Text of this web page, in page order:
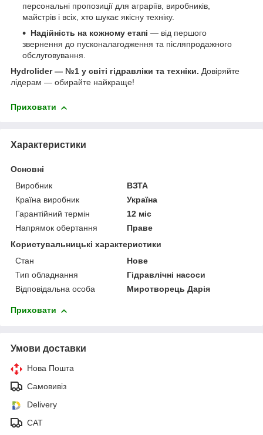
персональні пропозиції для аграріїв, виробників,
майстрів і всіх, хто шукає якісну техніку.
Надійність на кожному етапі — від першого
звернення до пусконалагодження та післяпродажного
обслуговування.
Hydrolider — №1 у світі гідравліки та техніки. Довіряйте
лідерам — обирайте найкраще!
Приховати
Характеристики
Основні
Виробник
ВЗТА
Країна виробник
Україна
Гарантійний термін
12 міс
Напрямок обертання
Праве
Користувальницькі характеристики
Стан
Нове
Тип обладнання
Гідравлічні насоси
Відповідальна особа
Миротворець Дарія
Приховати
Умови доставки
Нова Пошта
Самовивіз
Delivery
САТ